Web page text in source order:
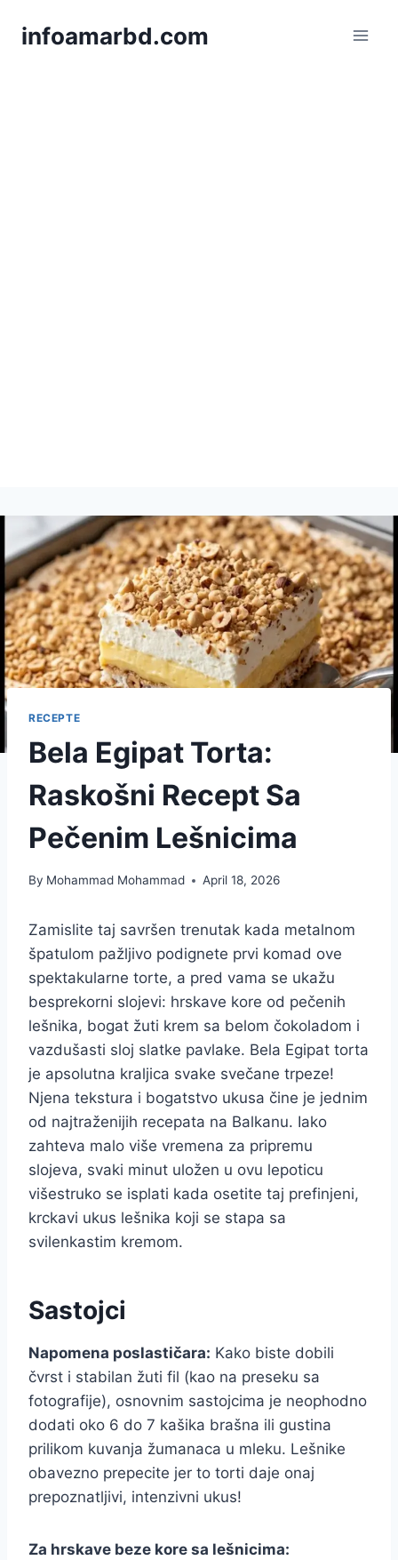
infoamarbd.com
RECEPTE
Bela Egipat Torta:
Raskošni Recept Sa
Pečenim Lešnicima
By Mohammad Mohammad April 18, 2026
Zamislite taj savršen trenutak kada metalnom
špatulom pažljivo podignete prvi komad ove
spektakularne torte, a pred vama se ukažu
besprekorni slojevi: hrskave kore od pečenih
lešnika, bogat žuti krem sa belom čokoladom i
vazdušasti sloj slatke pavlake. Bela Egipat torta
je apsolutna kraljica svake svečane trpeze!
Njena tekstura i bogatstvo ukusa čine je jednim
od najtraženijih recepata na Balkanu. Iako
zahteva malo više vremena za pripremu
slojeva, svaki minut uložen u ovu lepoticu
višestruko se isplati kada osetite taj prefinjeni,
krckavi ukus lešnika koji se stapa sa
svilenkastim kremom.
Sastojci
Napomena poslastičara: Kako biste dobili
čvrst i stabilan žuti fil (kao na preseku sa
fotografije), osnovnim sastojcima je neophodno
dodati oko 6 do 7 kašika brašna ili gustina
prilikom kuvanja žumanaca u mleku. Lešnike
obavezno prepecite jer to torti daje onaj
prepoznatljivi, intenzivni ukus!
Za hrskave beze kore sa lešnicima: